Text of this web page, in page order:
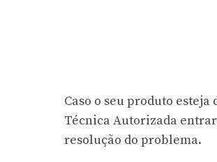
Caso o seu produto
Técnica Autorizada
resolução do problema.